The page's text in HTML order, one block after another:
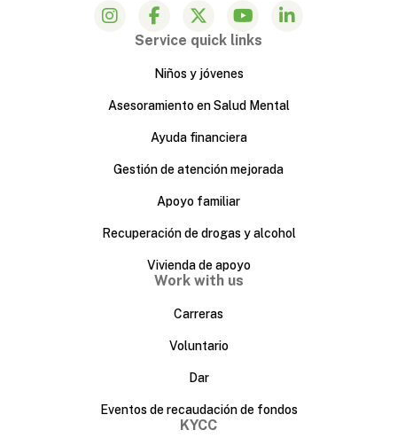
Service quick links
Niños y jóvenes
Asesoramiento en Salud Mental
Ayuda financiera
Gestión de atención mejorada
Apoyo familiar
Recuperación de drogas y alcohol
Vivienda de apoyo
Work with us
Carreras
Voluntario
Dar
Eventos de recaudación de fondos
KYCC